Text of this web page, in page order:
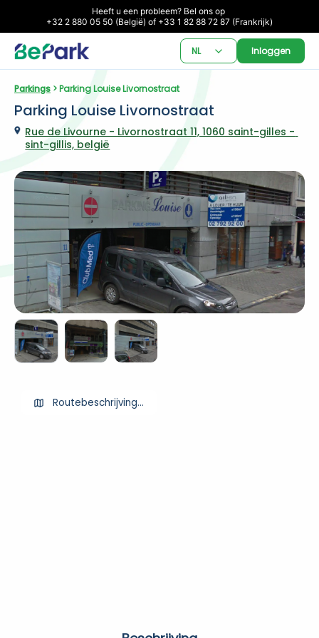
Heeft u een probleem? Bel ons op
+32 2 880 05 50 (België) of +33 1 82 88 72 87 (Frankrijk)
NL Inloggen
Parkings > Parking Louise Livornostraat
Parking Louise Livornostraat
Rue de Livourne - Livornostraat 11, 1060 saint-gilles -
sint-gillis, belgië
Routebeschrijving ophalen